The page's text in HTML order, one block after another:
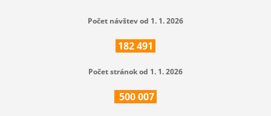
Počet návštev od 1. 1. 2026
182491
Počet stránok od 1. 1. 2026
500007